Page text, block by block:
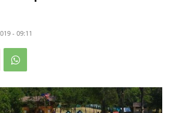
- 09:11